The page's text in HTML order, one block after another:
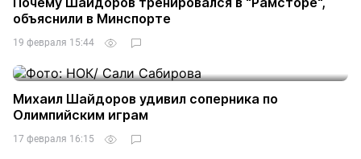
объяснили в Минспорте
19 февраля 15:44
Михаил Шайдоров удивил соперника по
Олимпийским играм
17 февраля 16:15